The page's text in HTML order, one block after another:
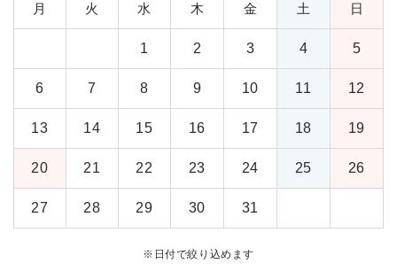
月 火 水 木 金 土 日
1 2 3 4 5
6 7 8 9 10 11 12
13 14 15 16 17 18 19
20 21 22 23 24 25 26
27 28 29 30 31
※ 日付で絞り込めます